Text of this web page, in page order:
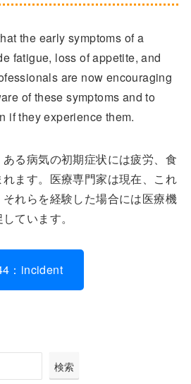
the early symptoms of a
fatigue, loss of appetite, and
are now encouraging
of these symptoms and to
if they experience them.
る病気の初期症状には疲労、食
ます。医療専門家は現在、これ
れらを経験した場合には医療機
ています。
：incident
検索